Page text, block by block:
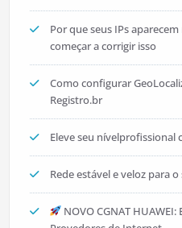
Por que seus IPs
começar a corrigir isso
Como configurar
Registro.br
Eleve seu nívelprofissional
Rede estável e veloz para o
NOVO CGNAT